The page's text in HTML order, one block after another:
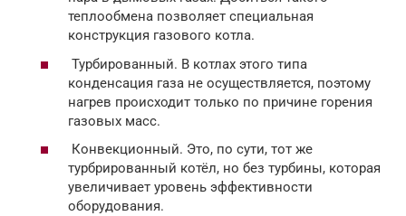
теплообмена позволяет специальная
конструкция газового котла.
Турбированный. В котлах этого типа
конденсация газа не осуществляется, поэтому
нагрев происходит только по причине горения
газовых масс.
Конвекционный. Это, по сути, тот же
турбрированный котёл, но без турбины, которая
увеличивает уровень эффективности
оборудования.